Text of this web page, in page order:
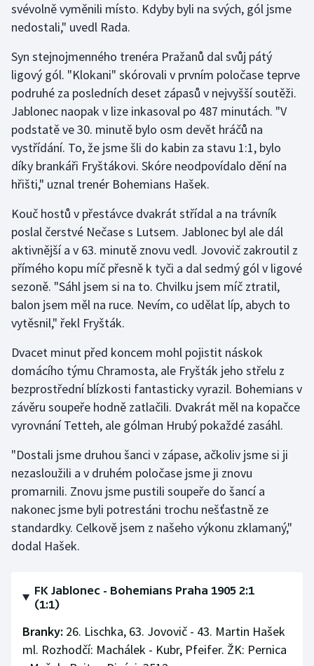
Sportovní střelba
Triatlon
Veslování
Vodní slalom
Volejbal
Ostatní
svévolně vyměnili místo. Kdyby byli na svých, gól jsme
nedostali," uvedl Rada.
Syn stejnojmenného trenéra Pražanů dal svůj pátý
ligový gól. "Klokani" skórovali v prvním poločase teprve
podruhé za posledních deset zápasů v nejvyšší soutěži.
Jablonec naopak v lize inkasoval po 487 minutách. "V
podstatě ve 30. minutě bylo osm devět hráčů na
vystřídání. To, že jsme šli do kabin za stavu 1:1, bylo
díky brankáři Fryštákovi. Skóre neodpovídalo dění na
hřišti," uznal trenér Bohemians Hašek.
Kouč hostů v přestávce dvakrát střídal a na trávník
poslal čerstvé Nečase s Lutsem. Jablonec byl ale dál
aktivnější a v 63. minutě znovu vedl. Jovovič zakroutil z
přímého kopu míč přesně k tyči a dal sedmý gól v ligové
sezoně. "Sáhl jsem si na to. Chvilku jsem míč ztratil,
balon jsem měl na ruce. Nevím, co udělat líp, abych to
vytěsnil," řekl Fryšták.
Dvacet minut před koncem mohl pojistit náskok
domácího týmu Chramosta, ale Fryšták jeho střelu z
bezprostřední blízkosti fantasticky vyrazil. Bohemians v
závěru soupeře hodně zatlačili. Dvakrát měl na kopačce
vyrovnání Tetteh, ale gólman Hrubý pokaždé zasáhl.
"Dostali jsme druhou šanci v zápase, ačkoliv jsme si ji
nezasloužili a v druhém poločase jsme ji znovu
promarnili. Znovu jsme pustili soupeře do šancí a
nakonec jsme byli potrestáni trochu nešťastně ze
standardky. Celkově jsem z našeho výkonu zklamaný,"
dodal Hašek.
FK Jablonec - Bohemians Praha 1905 2:1
(1:1)
Branky: 26. Lischka, 63. Jovovič - 43. Martin Hašek
ml. Rozhodčí: Machálek - Kubr, Pfeifer. ŽK: Pernica